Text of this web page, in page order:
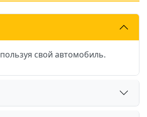
свой автомобиль.